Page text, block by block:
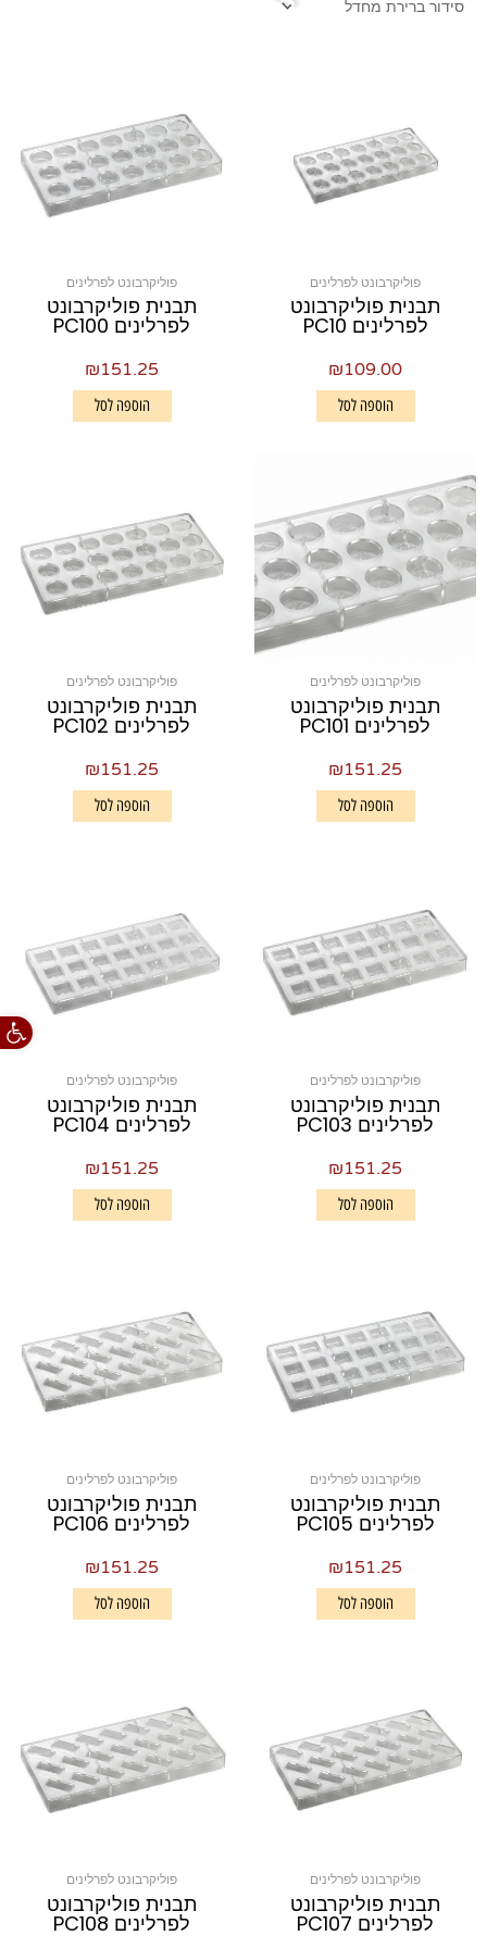
פתח
פוליקרבונט לפרלינים
תבנית פוליקרבונט
לפרלינים PC10
₪109.00
הוספה לסל
פוליקרבונט לפרלינים
תבנית פוליקרבונט
לפרלינים PC100
₪151.25
הוספה לסל
פוליקרבונט לפרלינים
תבנית פוליקרבונט
לפרלינים PC101
₪151.25
הוספה לסל
פוליקרבונט לפרלינים
תבנית פוליקרבונט
לפרלינים PC102
₪151.25
הוספה לסל
פוליקרבונט לפרלינים
תבנית פוליקרבונט
לפרלינים PC103
₪151.25
הוספה לסל
פוליקרבונט לפרלינים
תבנית פוליקרבונט
לפרלינים PC104
₪151.25
הוספה לסל
פוליקרבונט לפרלינים
תבנית פוליקרבונט
לפרלינים PC105
₪151.25
הוספה לסל
פוליקרבונט לפרלינים
תבנית פוליקרבונט
לפרלינים PC106
₪151.25
הוספה לסל
פוליקרבונט לפרלינים
תבנית פוליקרבונט
לפרלינים PC107
פוליקרבונט לפרלינים
תבנית פוליקרבונט
לפרלינים PC108